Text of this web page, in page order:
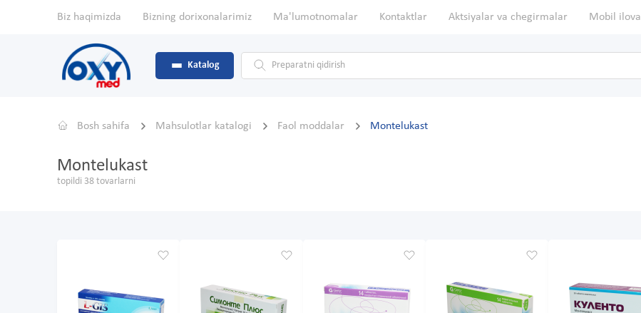
Biz haqimizda Bizning dorixonalarimiz Ma'lumotnomalar Kontaktlar Aktsiyalar va chegirmalar Mobil ilova
Katalog
Bosh sahifa Mahsulotlar katalogi Faol moddalar Montelukast
Montelukast
topildi 38 tovarlarni